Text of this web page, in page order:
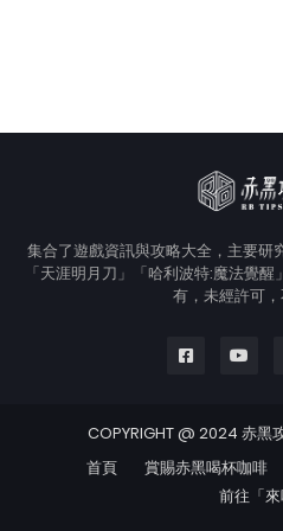
集合了遊戲資訊與攻略大全，主要研
「天涯明月刀」「哈利波特:魔法覺
有，未經許可，
COPYRIGHT @ 2024 赤
首頁
賞賜赤黑喝杯咖啡
前往「來